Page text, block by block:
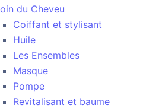
du Cheveu
Coiffant et stylisant
Huile
Les Ensembles
Masque
Pompe
Revitalisant et baume